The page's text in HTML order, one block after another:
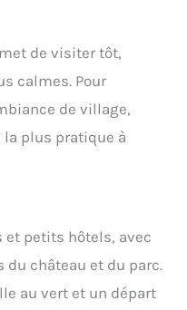
de visiter tôt,
calmes. Pour
de village,
la plus pratique à
petits hôtels, avec
du château et du parc.
au vert et un départ